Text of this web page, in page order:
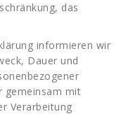
das
informieren wir
Dauer und
gemeinsam mit
Verarbeitung